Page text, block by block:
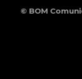
© BOM